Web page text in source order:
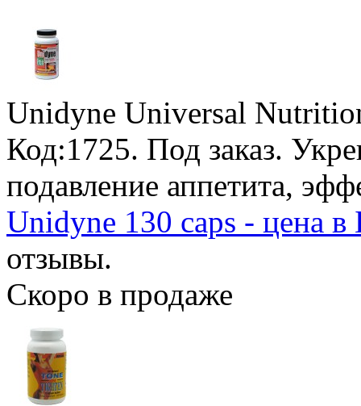
Unidyne Universal
Код:1725. Под заказ.
подавление аппетита,
Unidyne 130 caps - цена
отзывы.
Скоро в продаже